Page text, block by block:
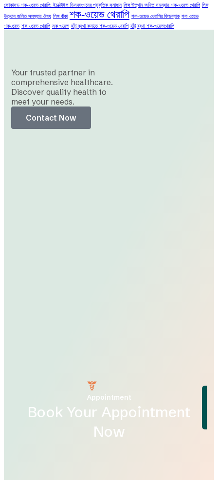
ফোকাসড শক-ওয়েভ থেরাপি: ইরেক্টাইল ডিসফাংশনের প্রাকৃতিক সমাধান লিঙ্গ উত্থান জনিত সমস্যায় শক-ওয়েভ থেরাপি লিঙ্গ
উত্থান জনিত সমস্যার ঔষধ লিঙ্গ বাঁকা শক-ওয়েভ থেরাপি শক-ওয়েভ থেরাপির ফিডব্যাক শক ওয়েভ
শকওয়েভ শক ওয়েভ থেরাপি সক ওয়েভ হাঁটু ব্যথা কমাতে শক-ওয়েভ থেরাপি হাঁটু ব্যথা শক-ওয়েভথেরাপি
Your trusted partner in
comprehensive healthcare.
Discover quality health to
meet your needs.
Contact Now
Appointment
Book Your Appointment
Now